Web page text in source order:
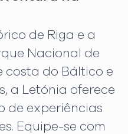
de Riga e a
Nacional de
costa do Báltico e
a Letónia oferece
de experiências
Equipe-se com